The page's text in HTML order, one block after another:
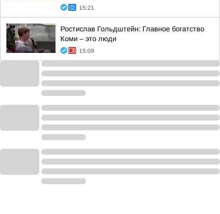
15:21
Ростислав Гольдштейн: Главное богатство
Коми – это люди
15:09